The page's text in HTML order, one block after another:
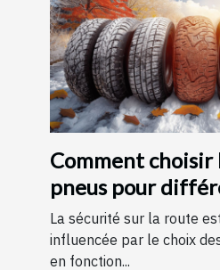
Comment choisir
pneus pour
?
La sécurité sur la route
influencée par le choix
en fonction...